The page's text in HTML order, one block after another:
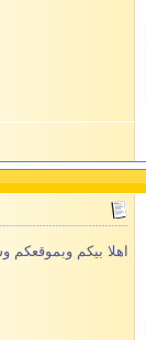
اهلا بيكم وبموقعكم